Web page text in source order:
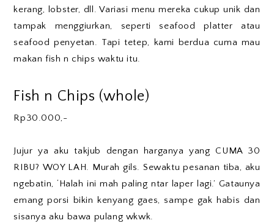
kerang, lobster, dll. Variasi menu mereka cukup unik dan
tampak menggiurkan, seperti seafood platter atau
seafood penyetan. Tapi tetep, kami berdua cuma mau
makan fish n chips waktu itu.
Fish n Chips (whole)
Rp30.000,-
Jujur ya aku takjub dengan harganya yang CUMA 30
RIBU? WOY LAH. Murah gils. Sewaktu pesanan tiba, aku
ngebatin, ‘Halah ini mah paling ntar laper lagi.’ Gataunya
emang porsi bikin kenyang gaes, sampe gak habis dan
sisanya aku bawa pulang wkwk.